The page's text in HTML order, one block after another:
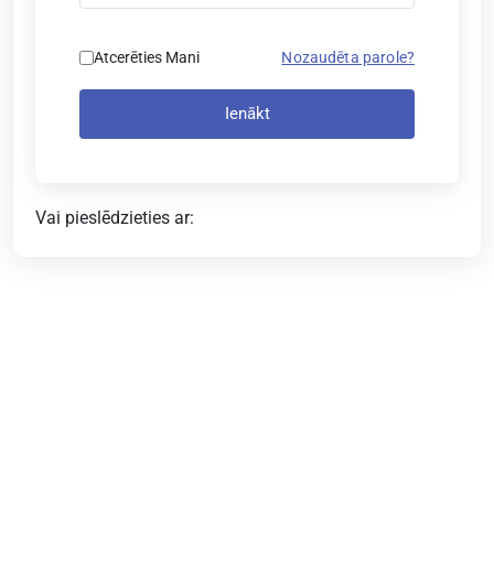
Atcerēties Mani Nozaudēta parole?
Ienākt
Vai pieslēdzieties ar: